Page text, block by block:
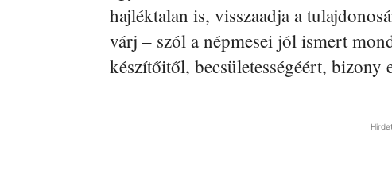
hajléktalan is, visszaadja a
várj – szól a népmesei jól ismert
készítőitől, becsületességéért, bizony